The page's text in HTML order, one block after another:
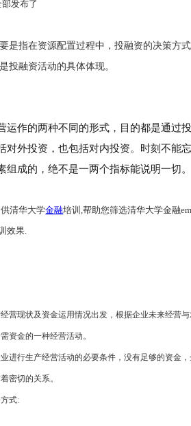
部发布了
是指在资源配置过程中，投融资的决策方
投融资活动的具体体现。
运作的两种不同的形式，目的都是通过
对外投资，也包括对内投资。时刻不能
组成的，绝不是一两个指标能说明一切。
清华大学金融培训,帮助您筛选清华大学金融
效果.
营现状及资金运用情况出发，根据企业未来经营
资金的一种经营活动。
进行生产经营活动的必要条件，没有足够的资金
密切的关系。
式: